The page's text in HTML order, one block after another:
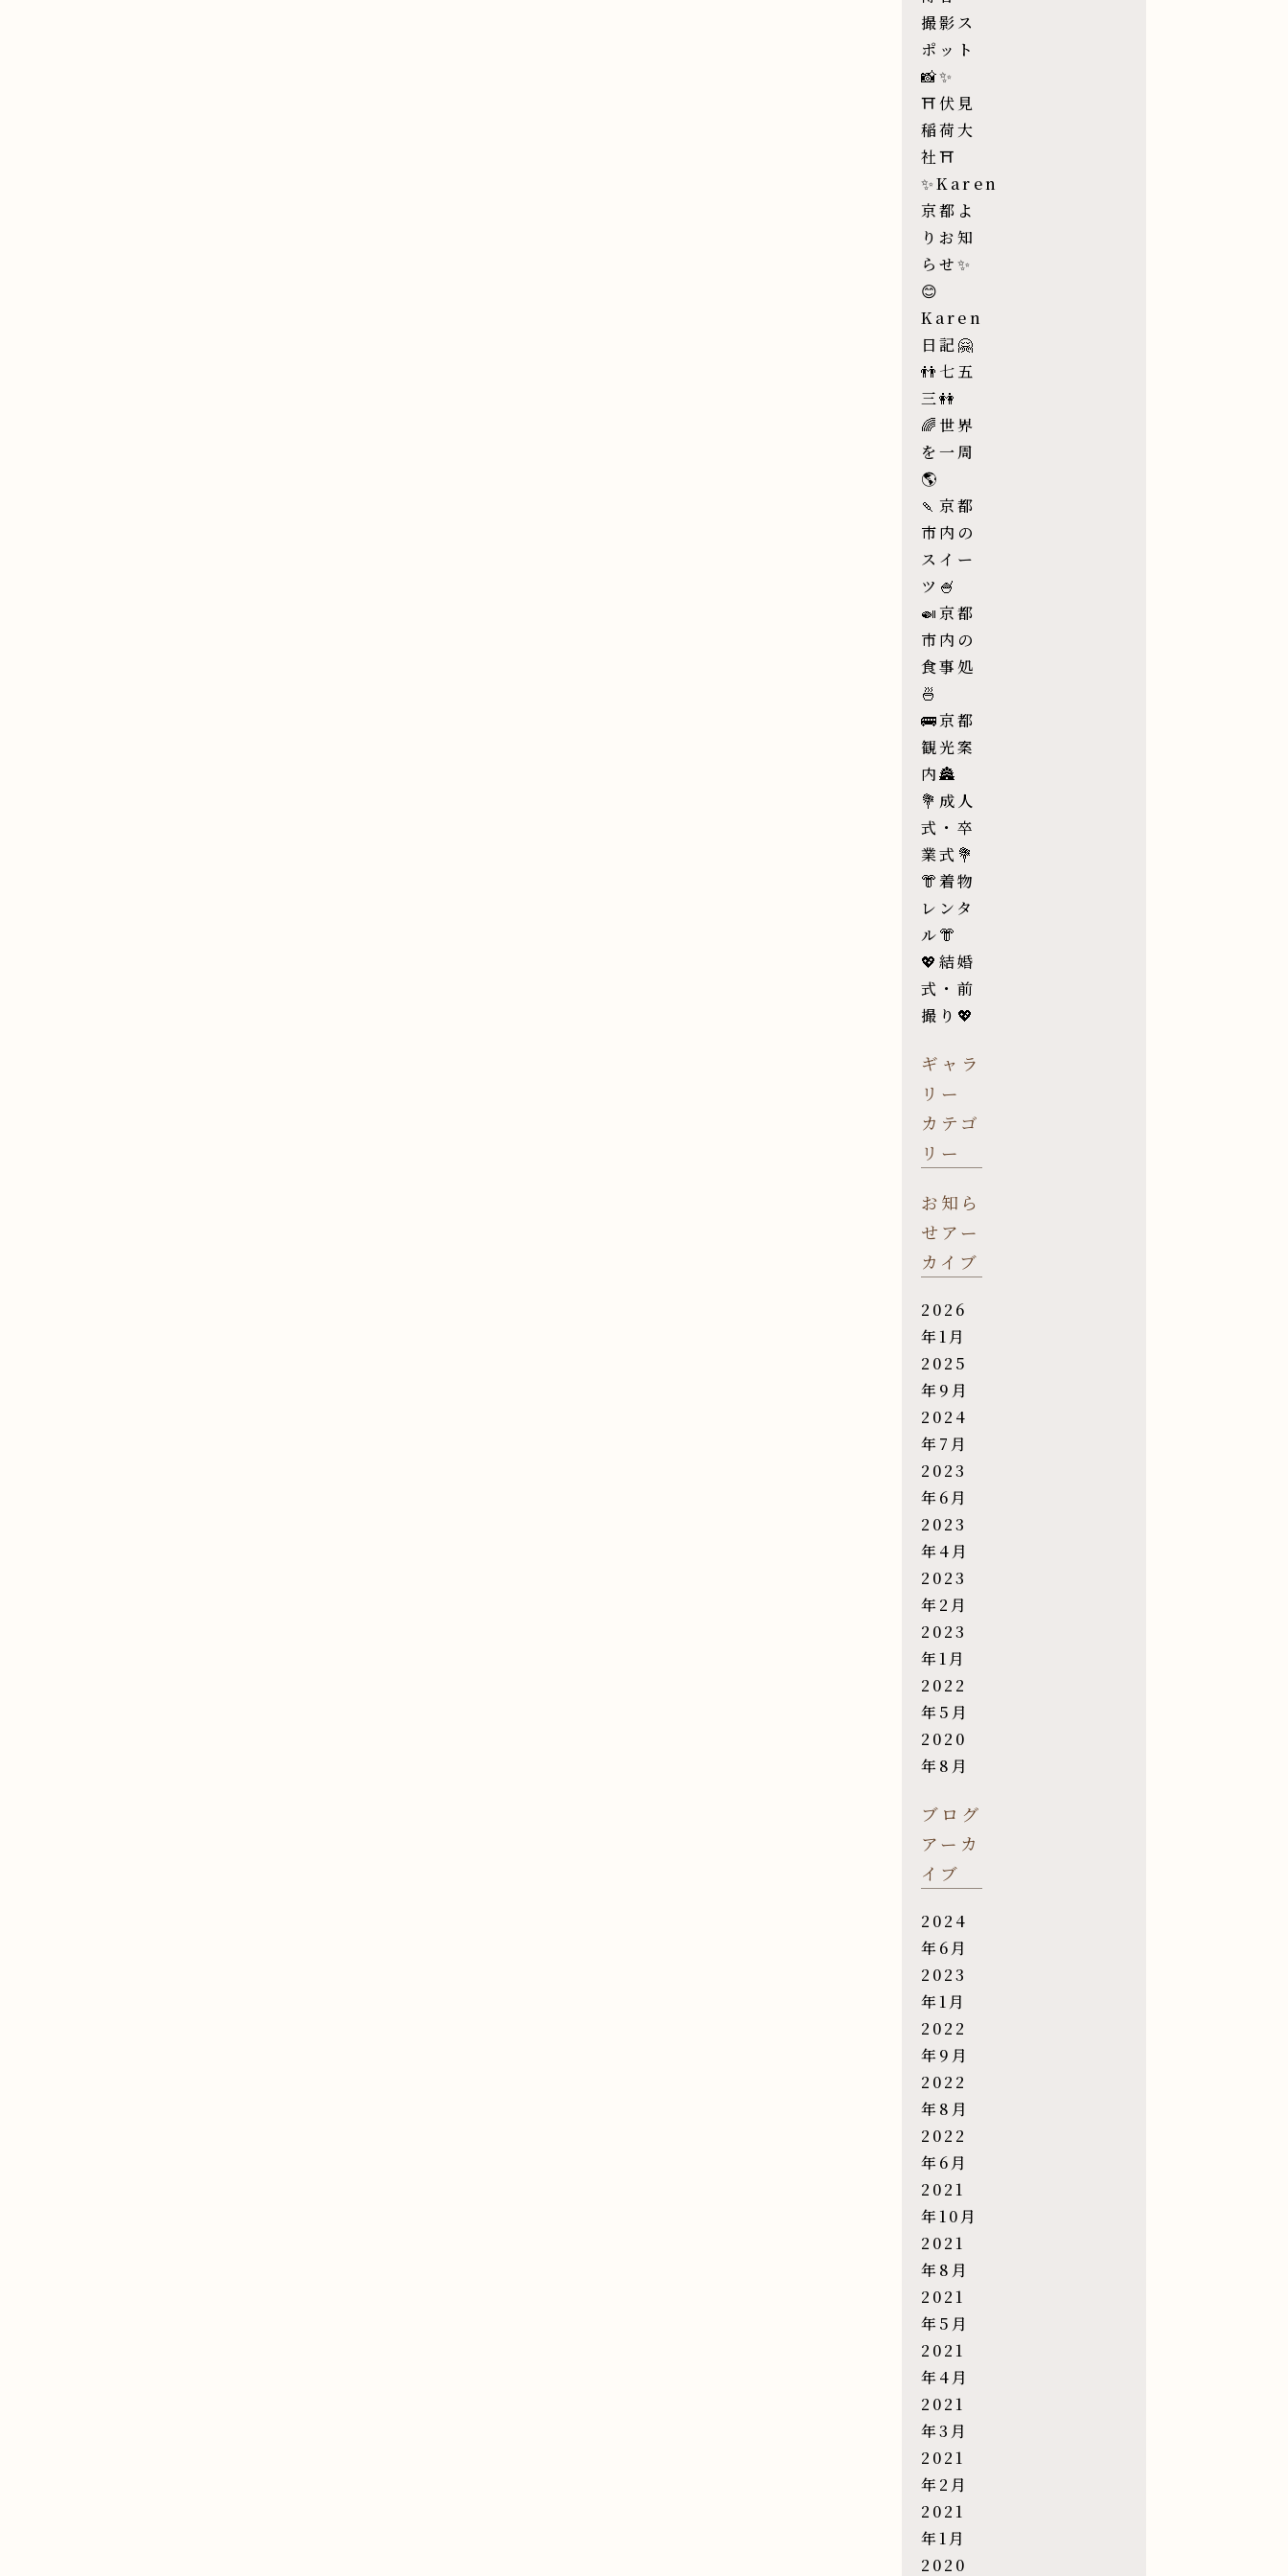
撮影ス
ポット
📸✨
⛩伏見
稲荷大
社⛩
✨Karen
京都よ
りお知
らせ✨
😊
Karen
日記🤗
👬七五
三👭
🌈世界
を一周
🌎
🍡京都
市内の
スイー
ツ🍧
🍛京都
市内の
食事処
🍜
🚌京都
観光案
内🏯
💐成人
式・卒
業式💐
👘着物
レンタ
ル👘
💖結婚
式・前
撮り💖
ギャラ
リー
カテゴ
リー
お知ら
せアー
カイブ
2026
年1月
2025
年9月
2024
年7月
2023
年6月
2023
年4月
2023
年2月
2023
年1月
2022
年5月
2020
年8月
ブログ
アーカ
イブ
2024
年6月
2023
年1月
2022
年9月
2022
年8月
2022
年6月
2021
年10月
2021
年8月
2021
年5月
2021
年4月
2021
年3月
2021
年2月
2021
年1月
2020